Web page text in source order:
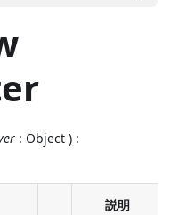
: Object ) :
説明